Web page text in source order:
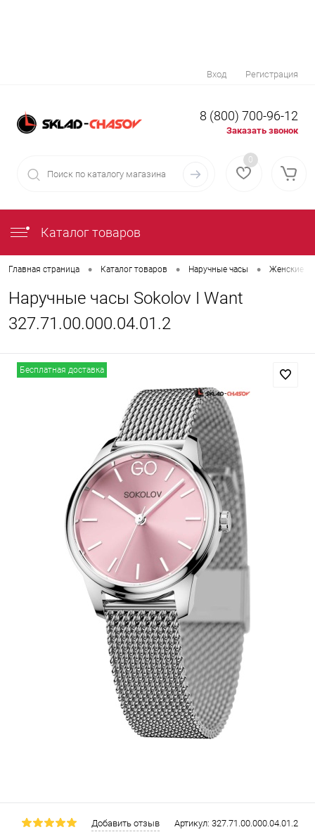
Вход Регистрация
8 (800) 700-96-12
Заказать звонок
0
Каталог товаров
Главная страница • Каталог товаров • Наручные часы • Женские
Наручные часы Sokolov I Want
327.71.00.000.04.01.2
Бесплатная доставка
Добавить отзыв Артикул: 327.71.00.000.04.01.2